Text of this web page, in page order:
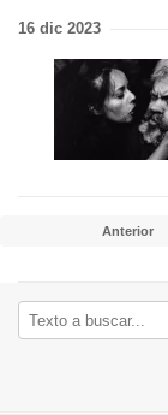
16 dic 2023
Anterior